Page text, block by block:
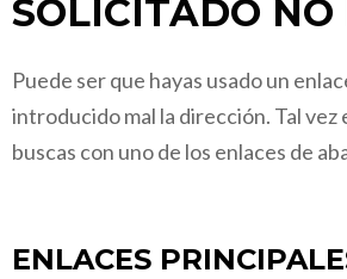
SOLICITADO NO
Puede ser que hayas usado un
introducido mal la dirección. Tal
buscas con uno de los enlaces de
ENLACES